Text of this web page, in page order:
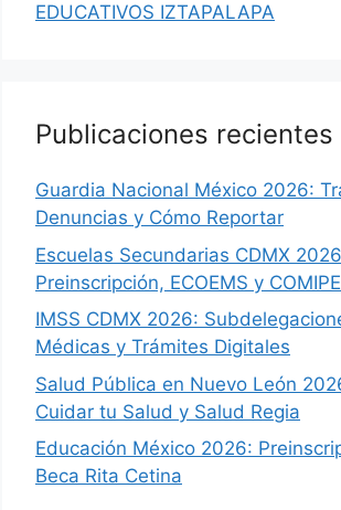
EDUCATIVOS IZTAPALAPA
Publicaciones recientes
Guardia Nacional México 2026:
Denuncias y Cómo Reportar
Escuelas Secundarias CDMX
Preinscripción, ECOEMS y
IMSS CDMX 2026:
Médicas y Trámites Digitales
Salud Pública en Nuevo León
Cuidar tu Salud y Salud Regia
Educación México 2026:
Beca Rita Cetina